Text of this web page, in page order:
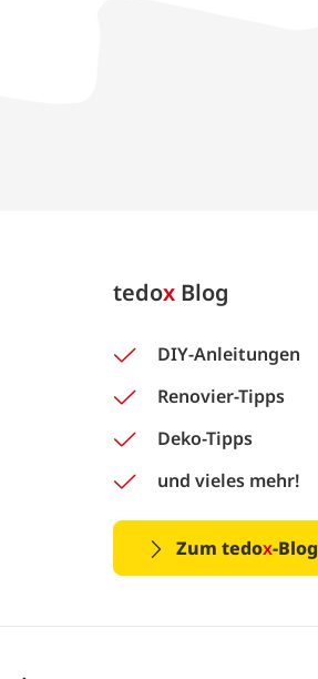
tedox Blog
DIY-Anleitungen
Renovier-Tipps
Deko-Tipps
und vieles mehr!
Zum tedox-Blog